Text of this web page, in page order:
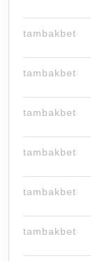
tambakbet
tambakbet
tambakbet
tambakbet
tambakbet
tambakbet